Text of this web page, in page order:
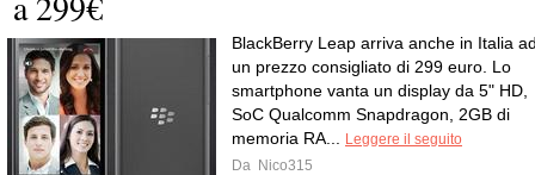
BlackBerry Leap arriva anche in Italia
un prezzo consigliato di 299 euro. Lo
smartphone vanta un display da 5" HD,
SoC Qualcomm Snapdragon, 2GB di
memoria RA...
Leggere il seguito
Da Nico315